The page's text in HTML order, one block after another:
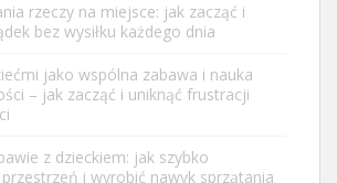
rzeczy na miejsce: jak zacząć i
bez wysiłku każdego dnia
jako wspólna zabawa i nauka
– jak zacząć i uniknąć frustracji
z dzieckiem: jak szybko
i wyrobić nawyk sprzątania